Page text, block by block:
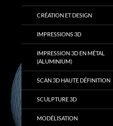
CRÉATION ET DESIGN
IMPRESSIONS 3D
IMPRESSION 3D EN MÉTAL
(ALUMINIUM)
SCAN 3D HAUTE DÉFINITION
SCULPTURE 3D
MODÉLISATION